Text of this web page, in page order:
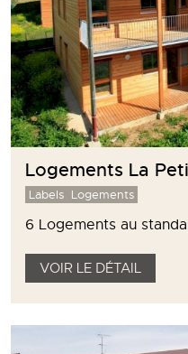
Logements La
Labels Logements
6 Logements au
VOIR LE DÉTAIL